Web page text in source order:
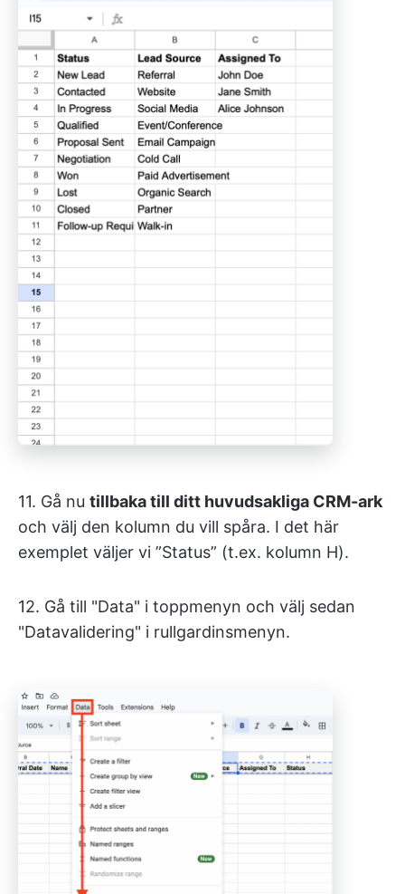
11. Gå nu tillbaka till ditt huvudsakliga CRM-ark
och välj den kolumn du vill spåra. I det här
exemplet väljer vi ”Status” (t.ex. kolumn H).
12. Gå till "Data" i toppmenyn och välj sedan
"Datavalidering" i rullgardinsmenyn.